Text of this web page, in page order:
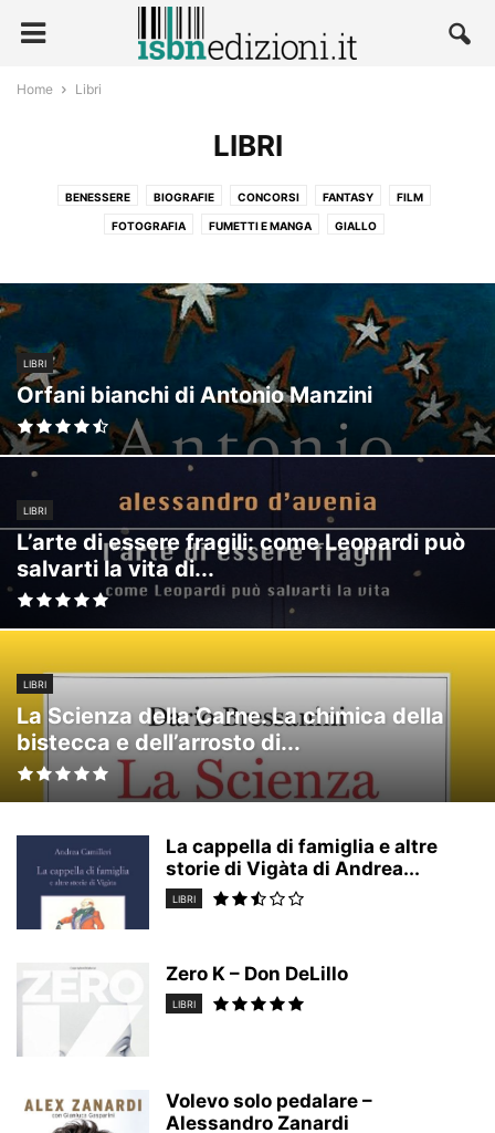
Home Libri
LIBRI
BENESSERE BIOGRAFIE CONCORSI FANTASY FILM
FOTOGRAFIA FUMETTI E MANGA GIALLO
ROMANZI ROSA SCIENZE SPORT TECNOLOGIA E MEDICINA
TEMPO LIBERO
LIBRI
Orfani bianchi di Antonio Manzini
LIBRI
L’arte di essere fragili: come Leopardi può
salvarti la vita di...
LIBRI
La Scienza della Carne. La chimica della
bistecca e dell’arrosto di...
La cappella di famiglia e altre
storie di Vigàta di Andrea...
LIBRI
Zero K – Don DeLillo
LIBRI
Volevo solo pedalare –
Alessandro Zanardi